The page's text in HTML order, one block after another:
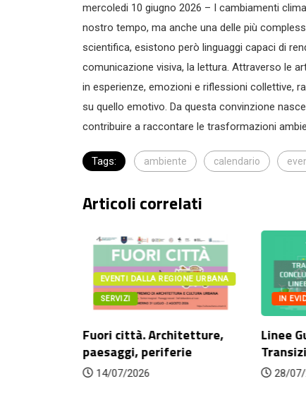
mercoledi 10 giugno 2026 – I cambiamenti
nostro tempo, ma anche una delle più
scientifica, esistono però linguaggi capaci di
comunicazione visiva, la lettura. Attraverso le
in esperienze, emozioni e riflessioni collettive,
su quello emotivo. Da questa convinzione
contribuire a raccontare le trasformazioni
Tags: ambiente calendario
Articoli correlati
EVENTI DALLA REGIONE URBANA
SERVIZI
Fuori città. Architetture,
paesaggi, periferie
14/07/2026
IN
Linee
28/07/